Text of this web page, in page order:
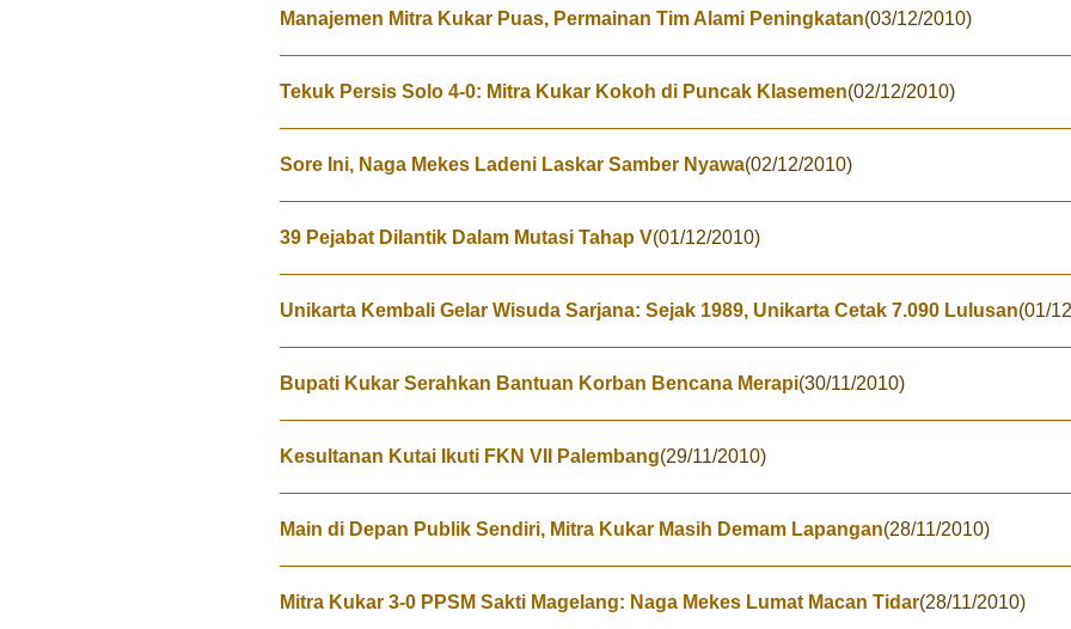
Manajemen Mitra Kukar Puas, Permainan Tim Alami Peningkatan(03/12/2010)
Tekuk Persis Solo 4-0: Mitra Kukar Kokoh di Puncak Klasemen(02/12/2010)
Sore Ini, Naga Mekes Ladeni Laskar Samber Nyawa(02/12/2010)
39 Pejabat Dilantik Dalam Mutasi Tahap V(01/12/2010)
Unikarta Kembali Gelar Wisuda Sarjana: Sejak 1989, Unikarta Cetak 7.090 Lulusan(01/
Bupati Kukar Serahkan Bantuan Korban Bencana Merapi(30/11/2010)
Kesultanan Kutai Ikuti FKN VII Palembang(29/11/2010)
Main di Depan Publik Sendiri, Mitra Kukar Masih Demam Lapangan(28/11/2010)
Mitra Kukar 3-0 PPSM Sakti Magelang: Naga Mekes Lumat Macan Tidar(28/11/2010)